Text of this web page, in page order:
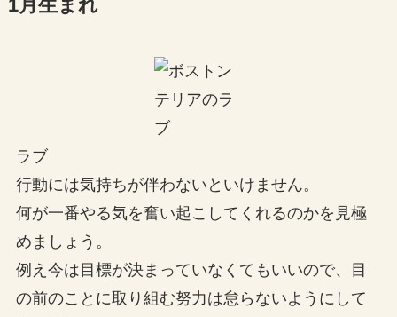
1月生まれ
ラブ
行動には気持ちが伴わないといけません。
何が一番やる気を奮い起こしてくれるのかを見極
めましょう。
例え今は目標が決まっていなくてもいいので、目
の前のことに取り組む努力は怠らないようにして